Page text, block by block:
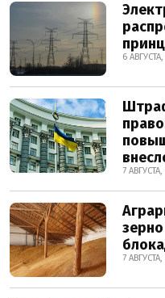
6
7 АВГУСТА,
7